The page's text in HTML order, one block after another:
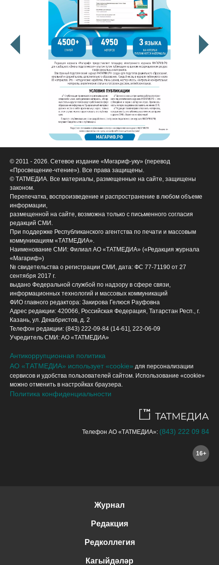
© 2011 - 2026. Сетевое издание «Мәгариф-уку» (перевод
«Просвещение-чтение»). Все права защищены.
© ТАТМЕДИА. Все материалы, размещенные на сайте, защищены
законом.
Перепечатка, воспроизведение и распространение в любом объеме
информации,
размещенной на сайте, возможна только с письменного согласия
редакций СМИ.
При поддержке Республиканского агентства по печати и массовым
коммуникациям «ТАТМЕДИА».
Наименование СМИ: Филиал АО «ТАТМЕДИА» («Редакция журнала
«Магариф»)
№ свидетельства о регистрации СМИ, дата: ФС 77-71190 от 27
сентября 2017 г.
выдано Федеральной службой по надзору в сфере связи,
информационных технологий и массовых коммуникаций
ФИО главного редактора: Закирова Гелюся Рауфовна
Адрес редакции: 420066, Российская Федерация, Татарстан Респ., г.
Казань, ул. Декабристов, д. 2
Телефон редакции: (843) 222-09-84 (14-61], 222-06-09
Учредитель СМИ: АО «ТАТМЕДИА»
Антикоррупционная политика
АО «ТАТМЕДИА» использует «cookie» для персонализации
сервисов и удобства пользователей сайтом. Использование «cookie»
можно отменить в настройках браузера.
Политика конфиденциальности
Телефон АО «ТАТМЕДИА»: (843) 222 09 84
16+
Журнал
Редакция
Редколлегия
Кагыйдәләр